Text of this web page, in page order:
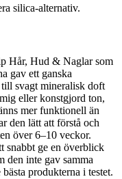
silica-alternativ.
Hår, Hud & Naglar som
gav ett ganska
svagt mineralisk doft
eller konstgjord ton,
mer funktionell än
den lätt att förstå och
över 6–10 veckor.
snabbt ge en överblick
den inte gav samma
produkterna i testet.